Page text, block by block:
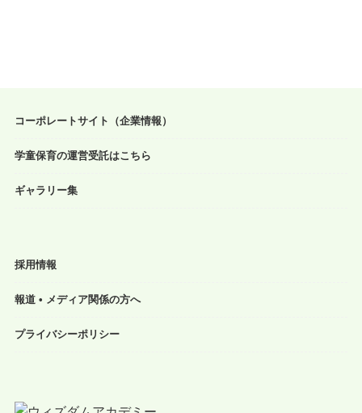
コーポレートサイト（企業情報）
学童保育の運営受託はこちら
ギャラリー集
採用情報
報道 • メディア関係の方へ
プライバシーポリシー